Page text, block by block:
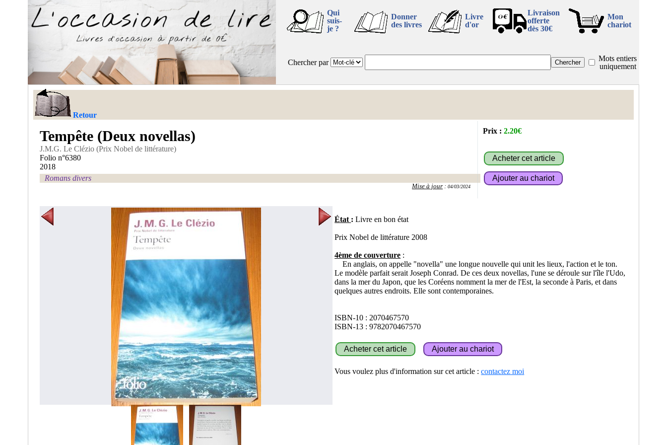
Qui
suis-
je ?
Donner
des livres
Livre
d'or
Livraison
offerte
dès 30€
Mon
chariot
Chercher par
Mots entiers
uniquement
Retour
Tempête (Deux novellas)
J.M.G. Le Clézio (Prix Nobel de littérature)
Folio n°6380
2018
Romans divers
Mise à jour :04/03/2024
Prix : 2.20€
État : Livre en bon état
Prix Nobel de littérature 2008
4ème de couverture :
En anglais, on appelle "novella" une longue nouvelle qui unit les lieux, l'action et le ton.
Le modèle parfait serait Joseph Conrad. De ces deux novellas, l'une se déroule sur l'île l'Udo,
dans la mer du Japon, que les Coréens nomment la mer de l'Est, la seconde à Paris, et dans
quelques autres endroits. Elle sont contemporaines.
ISBN-10 : 2070467570
ISBN-13 : 9782070467570
Vous voulez plus d'information sur cet article :contactez moi